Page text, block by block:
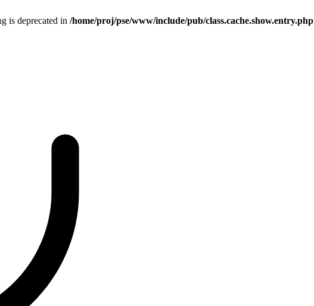
is deprecated in /home/proj/pse/www/include/pub/class.cache.show.entry.php